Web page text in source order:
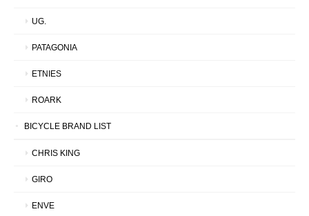
UG.
PATAGONIA
ETNIES
ROARK
BICYCLE BRAND LIST
CHRIS KING
GIRO
ENVE